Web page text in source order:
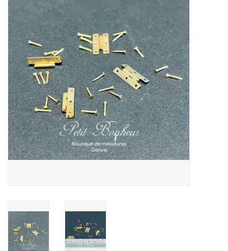
1/48ème
Fournitures bricolage
Bois
Noël
1/24ème
Maison de souris
miniature - The Mouse